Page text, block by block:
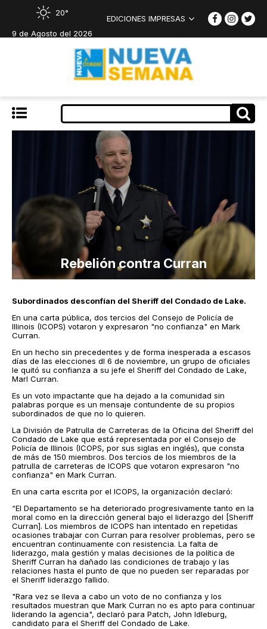
20°
9 de Agosto del 2026
EDICIONES IMPRESAS
Rebelión contra Curran
Subordinados desconfían del Sheriff del Condado de Lake.
En una carta pública, dos tercios del Consejo de Policía de
Illinois (ICOPS) votaron y expresaron "no confianza" en Mark
Curran.
En un hecho sin precedentes y de forma inesperada a escasos
días de las elecciones dl 6 de noviembre, un grupo de oficiales
le quitó su confianza a su jefe el Sheriff del Condado de Lake,
Marl Curran.
Es un voto impactante que ha dejado a la comunidad sin
palabras porque es un mensaje contundente de su propios
subordinados de que no lo quieren.
La División de Patrulla de Carreteras de la Oficina del Sheriff del
Condado de Lake que está representada por el Consejo de
Policía de Illinois (ICOPS, por sus siglas en inglés), que consta
de más de 150 miembros. Dos tercios de los miembros de la
patrulla de carreteras de ICOPS que votaron expresaron "no
confianza" en Mark Curran.
En una carta escrita por el ICOPS, la organización declaró:
“El Departamento se ha deteriorado progresivamente tanto en la
moral como en la dirección general bajo el liderazgo del [Sheriff
Curran]. Los miembros de ICOPS han intentado en repetidas
ocasiones trabajar con Curran para resolver problemas, pero se
encuentran continuamente con resistencia. La falta de
liderazgo, mala gestión y malas decisiones de la política de
Sheriff Curran ha dañado las condiciones de trabajo y las
relaciones hasta el punto de que no pueden ser reparadas por
el Sheriff liderazgo fallido.
"Rara vez se lleva a cabo un voto de no confianza y los
resultados muestran que Mark Curran no es apto para continuar
liderando la agencia", declaró para Patch, John Idleburg,
candidato para el Sheriff del Condado de Lake.